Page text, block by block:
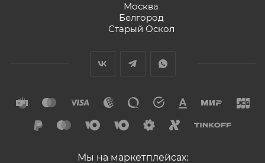
Москва
Белгород
Старый Оскол
Мы на маркетплейсах: